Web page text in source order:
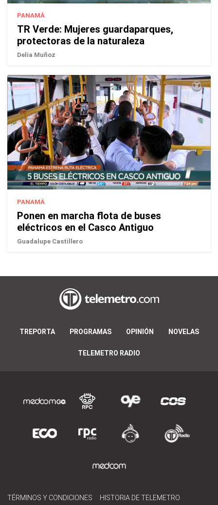
PANAMÁ
TR Verde: Mujeres guardaparques,
protectoras de la naturaleza
Delia Muñoz
PANAMÁ
Ponen en marcha flota de buses
eléctricos en el Casco Antiguo
Guadalupe Castillero
TREPORTA PROGRAMAS OPINIÓN NOVELAS
TELEMETRO RADIO
TÉRMINOS Y CONDICIONES HISTORIA DE TELEMETRO